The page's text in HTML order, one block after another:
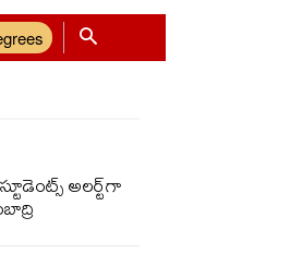
అలర్ట్‌గా